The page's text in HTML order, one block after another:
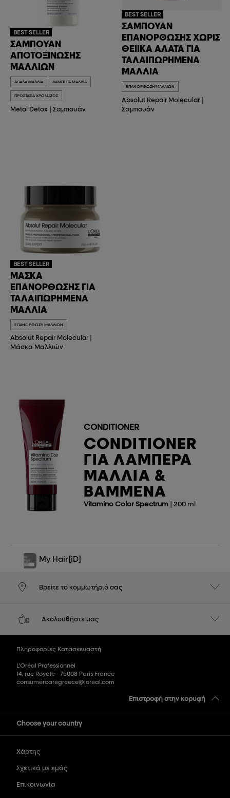
BEST SELLER
ΣΑΜΠΟΥΆΝ
ΑΠΟΤΟΞΊΝΩΣΗΣ
ΜΑΛΛΙΏΝ
ΑΠΑΛΆ ΜΑΛΛΙΆ ΛΑΜΠΕΡΆ ΜΑΛΛΙΆ
ΠΡΟΣΤΑΣΊΑ ΧΡΏΜΑΤΟΣ
Metal Detox | Σαμπουάν
BEST SELLER
ΣΑΜΠΟΥΆΝ
ΕΠΑΝΌΡΘΩΣΗΣ ΧΩΡΊΣ
ΘΕΙΙΚΆ ΆΛΑΤΑ ΓΙΑ
ΤΑΛΑΙΠΩΡΗΜΈΝΑ
ΜΑΛΛΙΆ
ΕΠΑΝΌΡΘΩΣΗ ΜΑΛΛΙΏΝ
Absolut Repair Molecular|
Σαμπουάν
BEST SELLER
ΜΆΣΚΑ
ΕΠΑΝΌΡΘΩΣΗΣ ΓΙΑ
ΤΑΛΑΙΠΩΡΗΜΈΝΑ
ΜΑΛΛΙΆ
ΕΠΑΝΌΡΘΩΣΗ ΜΑΛΛΙΏΝ
Absolut Repair Molecular|
Μάσκα Μαλλιών
CONDITIONER
CONDITIONER
ΓΙΑ ΛΑΜΠΕΡΆ
ΜΑΛΛΙΆ &
ΒΑΜΜΈΝΑ
Vitamino Color Spectrum| 200 ml
My Hair[iD]
Βρείτε το κομμωτήριό σας
Ακολουθήστε μας
Πληροφορίες Κατασκευαστή
L'Oréal Professionnel
14, rue Royale - 75008 Paris France
consumercaregreece@loreal.com
Επιστροφή στην κορυφή
Choose your country
Χάρτης
Σχετικά με εμάς
Επικοινωνία